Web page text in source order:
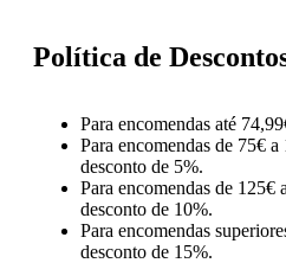
Política de
Para encomendas até
Para encomendas de 75€
desconto de 5%.
Para encomendas de 125€
desconto de 10%.
Para encomendas
desconto de 15%.